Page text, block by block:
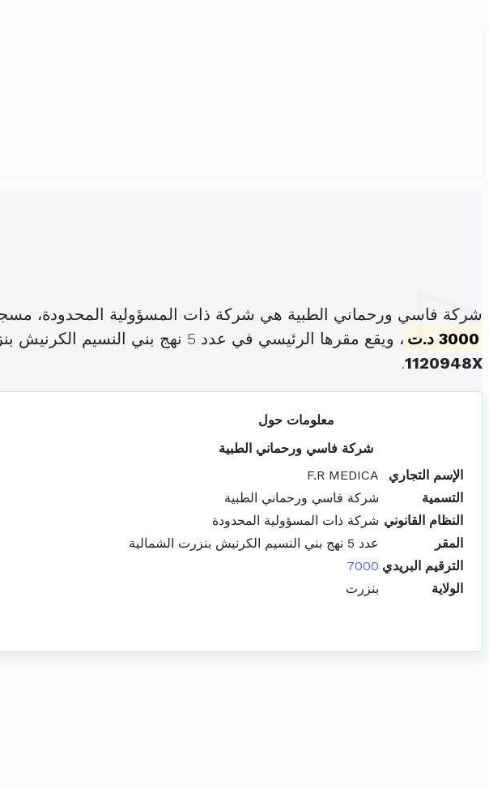
شركة فاسي ورحماني الطبية هي شركة ذات المسؤولية المحدودة،
3000 د.ت
، ويقع مقرها الرئيسي في عدد 5 نهج بني النسيم الكرنيش بنزرت الشمالية (
1120948X
.
معلومات حول
شركة فاسي ورحماني الطبية
الإسم التجاري
F.R MEDICA
التسمية
شركة فاسي ورحماني الطبية
النظام القانوني شركة ذات المسؤولية المحدودة
المقر
عدد 5 نهج بني النسيم الكرنيش بنزرت الشمالية
الترقيم البريدي 7000
الولاية
بنزرت